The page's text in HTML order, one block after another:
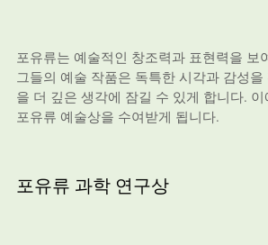
포유류는 예술적인 창조력과 표현력을 보
그들의 예술 작품은 독특한 시각과 감성
을 더 깊은 생각에 잠길 수 있게 합니다.
포유류 예술상을 수여받게 됩니다.
포유류 과학 연구상